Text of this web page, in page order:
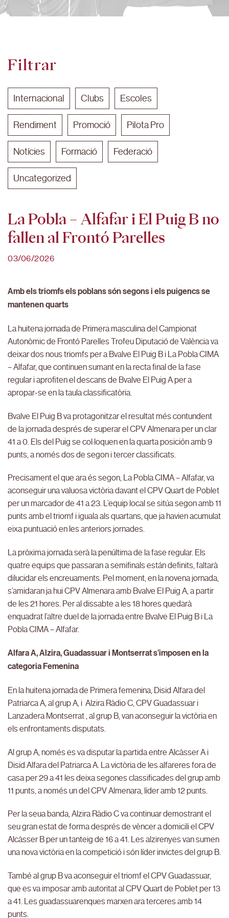
Filtrar
Internacional Clubs Escoles
Rendiment Promoció Pilota Pro
Notícies Formació Federació
Uncategorized
La Pobla – Alfafar i El Puig B no
fallen al Frontó Parelles
03/06/2026
Amb els triomfs els poblans són segons i els puigencs se
mantenen quarts
La huitena jornada de Primera masculina del Campionat
Autonòmic de Frontó Parelles Trofeu Diputació de València va
deixar dos nous triomfs per a Bvalve El Puig B i La Pobla CIMA
– Alfafar, que continuen sumant en la recta final de la fase
regular i aprofiten el descans de Bvalve El Puig A per a
apropar-se en la taula classificatòria.
Bvalve El Puig B va protagonitzar el resultat més contundent
de la jornada després de superar el CPV Almenara per un clar
41 a 0. Els del Puig se col·loquen en la quarta posición amb 9
punts, a només dos de segon i tercer classificats.
Precisament el que ara és segon, La Pobla CIMA – Alfafar, va
aconseguir una valuosa victòria davant el CPV Quart de Poblet
per un marcador de 41 a 23. L’equip local se sitúa segon amb 11
punts amb el triomf i iguala als quartans, que ja havien acumulat
eixa puntuació en les anteriors jornades.
La pròxima jornada serà la penúltima de la fase regular. Els
quatre equips que passaran a semifinals están definits, faltarà
dilucidar els encreuaments. Pel moment, en la novena jornada,
s’amidaran ja hui CPV Almenara amb Bvalve El Puig A, a partir
de les 21 hores. Per al dissabte a les 18 hores quedarà
enquadrat l’altre duel de la jornada entre Bvalve El Puig B i La
Pobla CIMA – Alfafar.
Alfara A, Alzira, Guadassuar i Montserrat s’imposen en la
categoria Femenina
En la huitena jornada de Primera femenina, Disid Alfara del
Patriarca A, al grup A, i Alzira Ràdio C, CPV Guadassuar i
Lanzadera Montserrat , al grup B, van aconseguir la victòria en
els enfrontaments disputats.
Al grup A, només es va disputar la partida entre Alcàsser A i
Disid Alfara del Patriarca A. La victòria de les alfareres fora de
casa per 29 a 41 les deixa segones classificades del grup amb
11 punts, a només un del CPV Almenara, líder amb 12 punts.
Per la seua banda, Alzira Ràdio C va continuar demostrant el
seu gran estat de forma després de vèncer a domicili el CPV
Alcàsser B per un tanteig de 16 a 41. Les alzirenyes van sumen
una nova victòria en la competició i són líder invictes del grup B.
També al grup B va aconseguir el triomf el CPV Guadassuar,
que es va imposar amb autoritat al CPV Quart de Poblet per 13
a 41. Les guadassuarenques marxen ara terceres amb 14
punts.